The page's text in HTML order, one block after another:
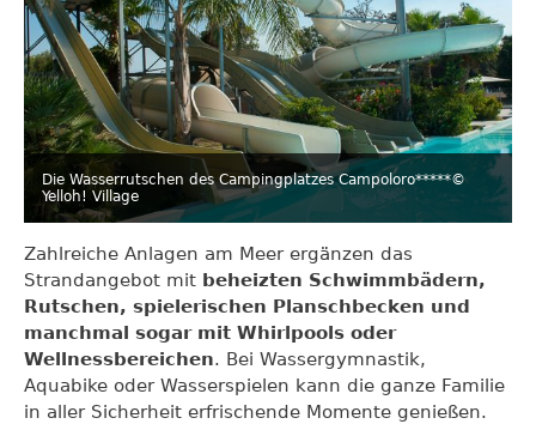
Die Wasserrutschen des Campingplatzes Campoloro*****©
Yelloh! Village
Zahlreiche Anlagen am Meer ergänzen das
Strandangebot mit beheizten Schwimmbädern,
Rutschen, spielerischen Planschbecken und
manchmal sogar mit Whirlpools oder
Wellnessbereichen. Bei Wassergymnastik,
Aquabike oder Wasserspielen kann die ganze Familie
in aller Sicherheit erfrischende Momente genießen.